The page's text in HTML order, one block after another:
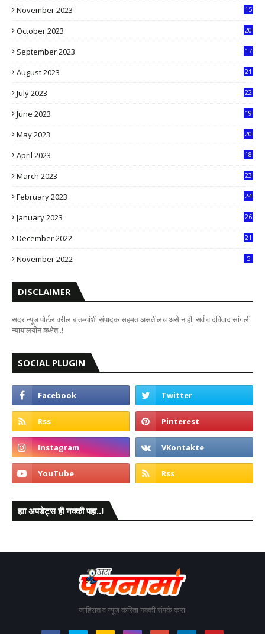
November 2023
15
October 2023
20
September 2023
17
August 2023
21
July 2023
22
June 2023
19
May 2023
20
April 2023
18
March 2023
23
February 2023
24
January 2023
26
December 2022
21
November 2022 5
DISCLAIMER
सदर न्यूज पोर्टल वरील बातम्यांशी संपादक सहमत असतीलच असे नाही. सर्व वादविवाद सांगली
न्यायालयीन कक्षेत..!
SOCIAL PLUGIN
ह्या अपडेट्स ही नक्की पहा..!
जाहिरात व न्यूज करिता नक्की संपर्क करा.